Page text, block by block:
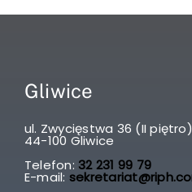
Gliwice
ul. Zwycięstwa 36 (II
44-100 Gliwice
Telefon: 32 231 99 79
E-mail: